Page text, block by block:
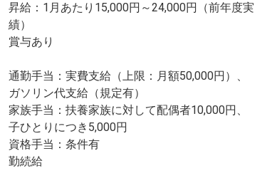
昇給：1月あたり15,000円～24,000円（前年度実
績）
賞与あり
通勤手当：実費支給（上限：月額50,000円）、
ガソリン代支給（規定有）
家族手当：扶養家族に対して配偶者10,000円、
子ひとりにつき5,000円
資格手当：条件有
勤続給